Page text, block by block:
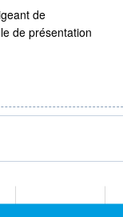
de
de présentation